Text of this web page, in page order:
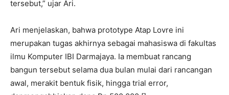
tersebut,” ujar Ari.
Ari menjelaskan, bahwa prototype Atap Lovre ini
merupakan tugas akhirnya sebagai mahasiswa di fakultas
ilmu Komputer IBI Darmajaya. Ia membuat rancang
bangun tersebut selama dua bulan mulai dari rancangan
awal, merakit bentuk fisik, hingga trial error,